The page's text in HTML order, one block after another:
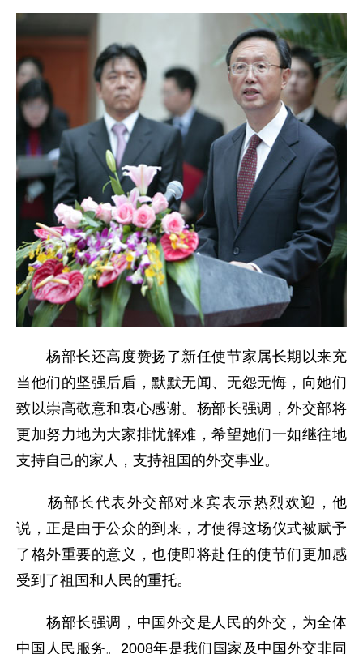
杨部长还高度赞扬了新任使节家属长期以来充
当他们的坚强后盾，默默无闻、无怨无悔，向她们
致以崇高敬意和衷心感谢。杨部长强调，外交部将
更加努力地为大家排忧解难，希望她们一如继往地
支持自己的家人，支持祖国的外交事业。
杨部长代表外交部对来宾表示热烈欢迎，他
说，正是由于公众的到来，才使得这场仪式被赋予
了格外重要的意义，也使即将赴任的使节们更加感
受到了祖国和人民的重托。
杨部长强调，中国外交是人民的外交，为全体
中国人民服务。2008年是我们国家及中国外交非同